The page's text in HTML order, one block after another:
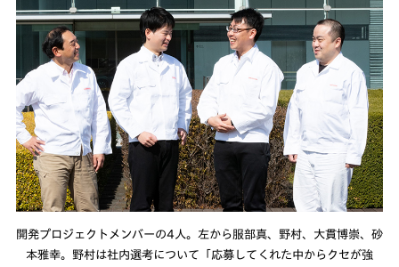
開発プロジェクトメンバーの4人。左から服部真、野村、大貫博崇、砂
本雅幸。野村は社内選考について「応募してくれた中からクセが強